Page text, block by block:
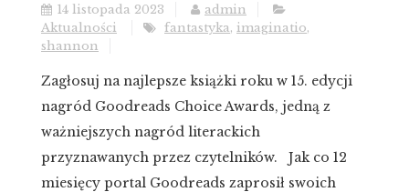
14 listopada 2023
admin
Aktualności
fantastyka, imaginatio,
shannon
Zagłosuj na najlepsze książki roku w 15. edycji
nagród Goodreads Choice Awards, jedną z
ważniejszych nagród literackich
przyznawanych przez czytelników. Jak co 12
miesięcy portal Goodreads zaprosił swoich